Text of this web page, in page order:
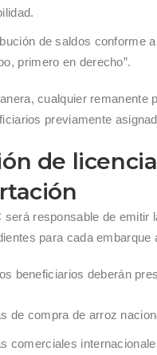
de saldos conforme
primero en derecho”.
cualquier remanente
previamente
de
será responsable de emitir
para cada embarque
beneficiarios deberán
de compra de arroz
comerciales